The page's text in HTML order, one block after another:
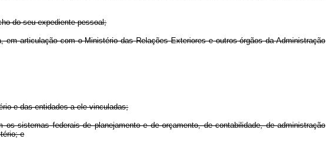
do seu expediente pessoal;
articulação com o Ministério das Relações Exteriores e outros órgãos da Administração
e das entidades a ele vinculadas;
federais de planejamento e de orçamento, de contabilidade, de administração
e